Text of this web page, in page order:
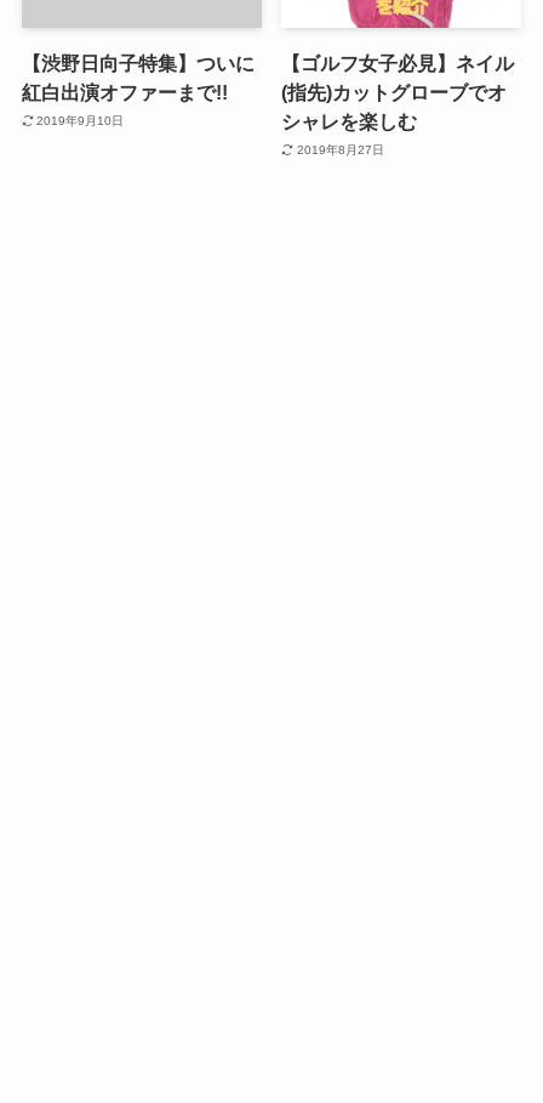
【渋野日向子特集】ついに
紅白出演オファーまで!!
2019年9月10日
【ゴルフ女子必見】ネイル
(指先)カットグローブでオ
シャレを楽しむ
2019年8月27日